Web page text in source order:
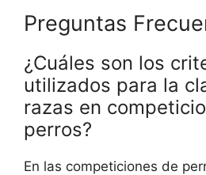
Preguntas
¿Cuáles son los
utilizados para la
razas en
perros?
En las competiciones de